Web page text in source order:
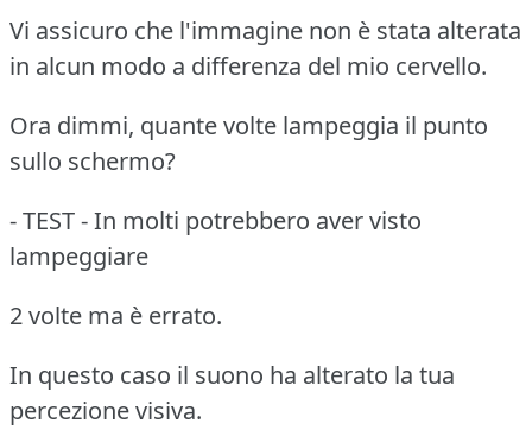
Vi assicuro che l'immagine non è stata alterata
in alcun modo a differenza del mio cervello.
Ora dimmi, quante volte lampeggia il punto
sullo schermo?
- TEST - In molti potrebbero aver visto
lampeggiare
2 volte ma è errato.
In questo caso il suono ha alterato la tua
percezione visiva.